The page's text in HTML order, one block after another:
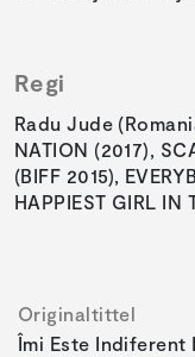
Regi
Radu Jude
NATION (2017),
(BIFF 2015),
HAPPIEST GIRL IN
Originaltittel
Îmi Este Indiferent